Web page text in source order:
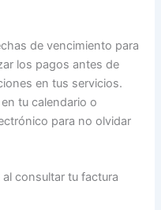
de vencimiento para
los pagos antes de
en tus servicios.
tu calendario o
para no olvidar
consultar tu factura